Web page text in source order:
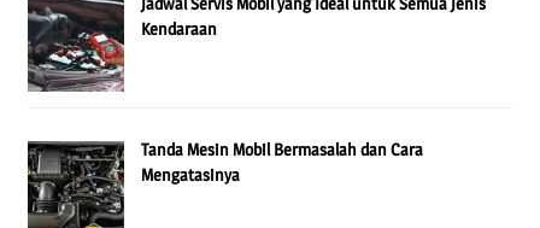
Kendaraan
Tanda Mesin Mobil Bermasalah dan Cara
Mengatasinya